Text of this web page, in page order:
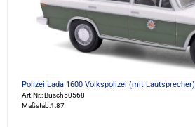
Polizei Lada 1600 Volkspolizei (mit Lautsprecher)
Art.Nr.: Busch50568
Maßstab:1:87